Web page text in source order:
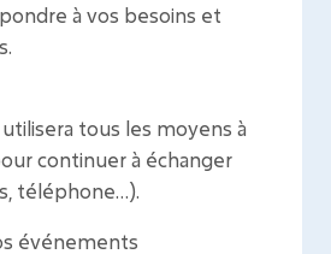
à vos besoins et
tous les moyens à
continuer à échanger
téléphone…).
événements